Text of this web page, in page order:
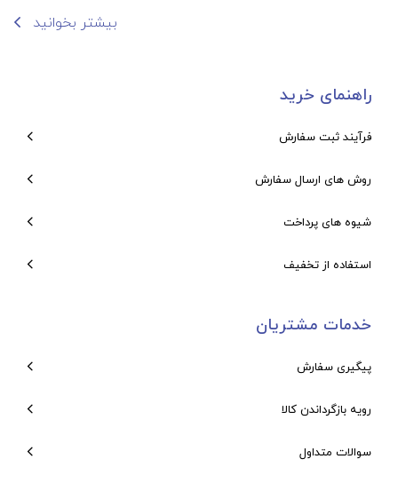
بیشتر بخوانید
راهنمای خرید
فرآیند ثبت سفارش
روش های ارسال سفارش
شیوه های پرداخت
استفاده از تخفیف
خدمات مشتریان
پیگیری سفارش
رویه بازگرداندن کالا
سوالات متداول